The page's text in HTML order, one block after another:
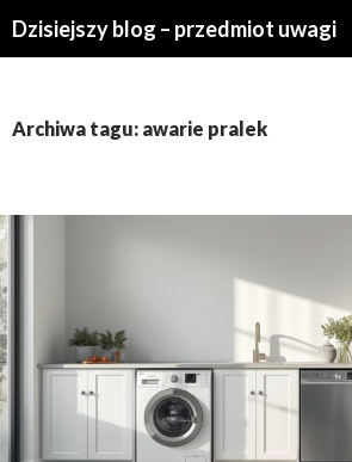
Dzisiejszy blog – przedmiot uwagi
Archiwa tagu: awarie pralek